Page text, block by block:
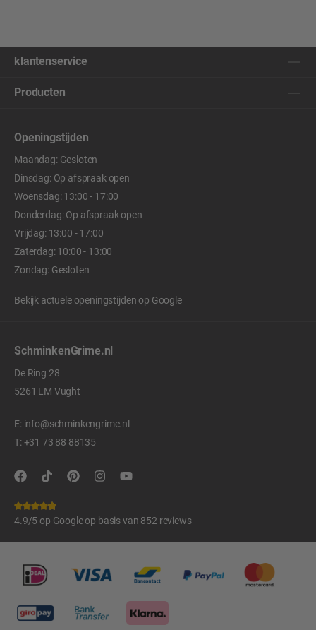
klantenservice
Producten
Openingstijden
Maandag: Gesloten
Dinsdag: Op afspraak open
Woensdag: 13:00 - 17:00
Donderdag: Op afspraak open
Vrijdag: 13:00 - 17:00
Zaterdag: 10:00 - 13:00
Zondag: Gesloten
Bekijk actuele openingstijden op Google
SchminkenGrime.nl
De Ring 28
5261 LM Vught
E: info@schminkengrime.nl
T:+31 73 88 88135
4.9/5 op Googleop basis van 852 reviews